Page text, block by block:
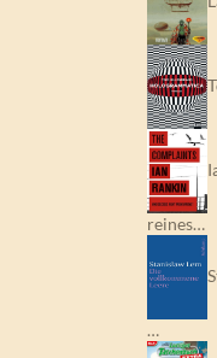
reines…
…